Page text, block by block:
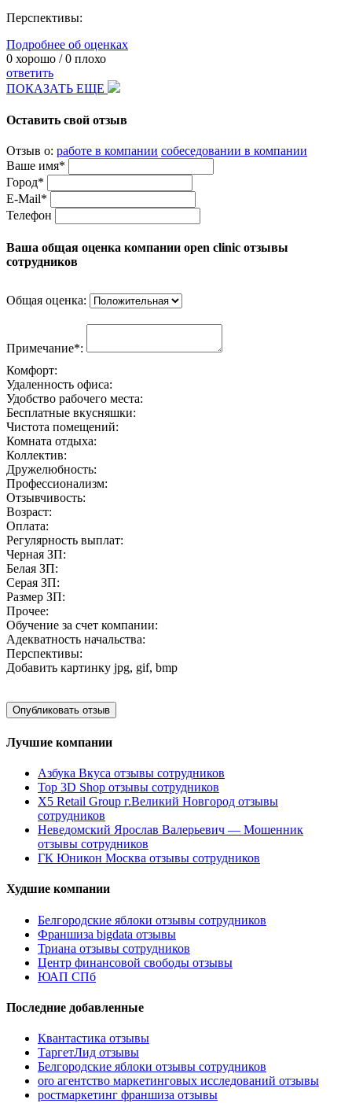
Перспективы:
Подробнее об оценках
0 хорошо /0 плохо
ответить
ПОКАЗАТЬ ЕЩЕ
Оставить свой отзыв
Отзыв о: работе в компании собеседовании в компании
Ваше имя*
Город*
E-Mail*
Телефон
Ваша общая оценка компании open clinic отзывы
сотрудников
Общая оценка:
Примечание*:
Комфорт:
Удаленность офиса:
Удобство рабочего места:
Бесплатные вкусняшки:
Чистота помещений:
Комната отдыха:
Коллектив:
Дружелюбность:
Профессионализм:
Отзывчивость:
Возраст:
Оплата:
Регулярность выплат:
Черная ЗП:
Белая ЗП:
Серая ЗП:
Размер ЗП:
Прочее:
Обучение за счет компании:
Адекватность начальства:
Перспективы:
Добавить картинку jpg, gif, bmp
Лучшие компании
Азбука Вкуса отзывы сотрудников
Top 3D Shop отзывы сотрудников
X5 Retail Group г.Великий Новгород отзывы
сотрудников
Неведомский Ярослав Валерьевич — Мошенник
отзывы сотрудников
ГК Юникон Москва отзывы сотрудников
Худшие компании
Белгородские яблоки отзывы сотрудников
Франшиза bigdata отзывы
Триана отзывы сотрудников
Центр финансовой свободы отзывы
ЮАП СПб
Последние добавленные
Квантастика отзывы
ТаргетЛид отзывы
Белгородские яблоки отзывы сотрудников
oro агентство маркетинговых исследований отзывы
ростмаркетинг франшиза отзывы